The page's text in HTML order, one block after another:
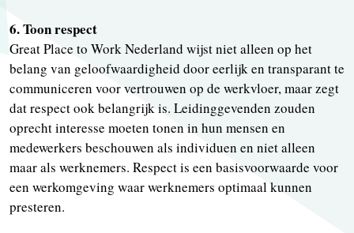
6. Toon respect
Great Place to Work Nederland wijst niet alleen op het
belang van geloofwaardigheid door eerlijk en transparant te
communiceren voor vertrouwen op de werkvloer, maar zegt
dat respect ook belangrijk is. Leidinggevenden zouden
oprecht interesse moeten tonen in hun mensen en
medewerkers beschouwen als individuen en niet alleen
maar als werknemers. Respect is een basisvoorwaarde voor
een werkomgeving waar werknemers optimaal kunnen
presteren.